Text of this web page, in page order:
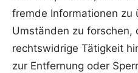
fremde Informationen zu
Umständen zu forschen,
rechtswidrige Tätigkeit
zur Entfernung oder